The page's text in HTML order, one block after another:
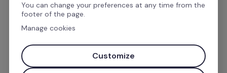
Investir em treinamento é parte essencial do
desenvolvimento de seus colaboradores.
carreira bem definidos, desenvolvem com maior
eficiência suas competências, além de melhorar
You can change your preferences at any time from the
footer of the page.
Manage cookies
Customize